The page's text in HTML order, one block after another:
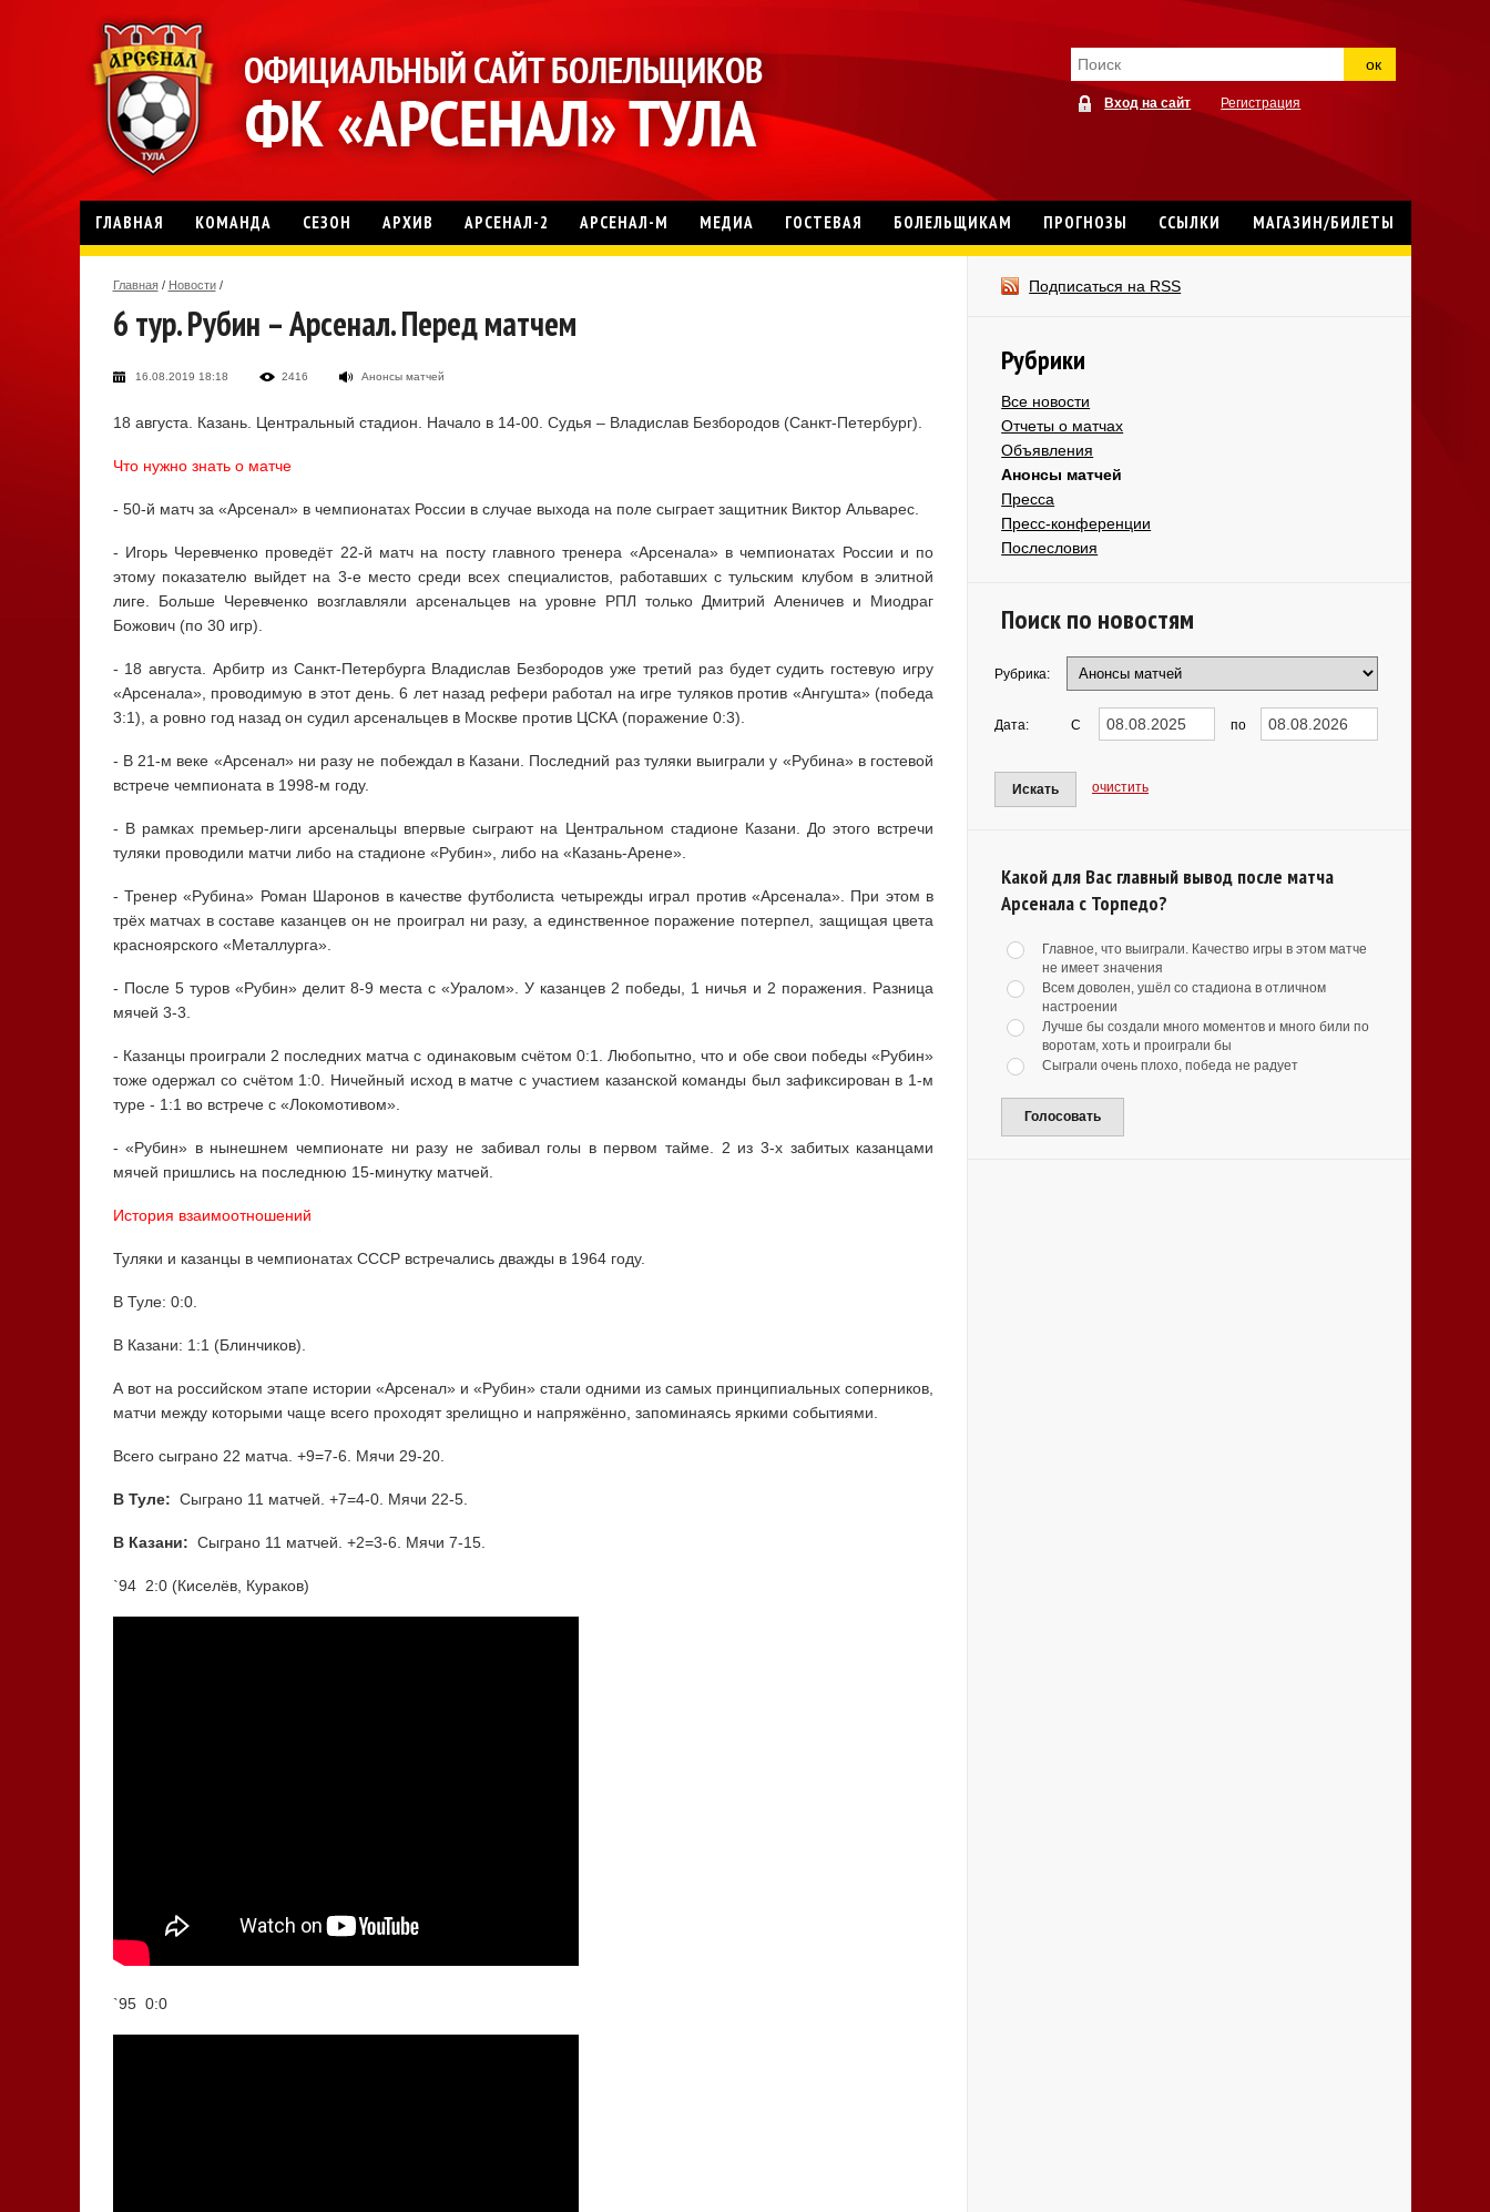
ок
Вход на сайт Регистрация
ГЛАВНАЯ КОМАНДА СЕЗОН АРХИВ АРСЕНАЛ-2 АРСЕНАЛ-М МЕДИА ГОСТЕВАЯ БОЛЕЛЬЩИКАМ ПРОГНОЗЫ ССЫЛКИ МАГАЗИН/БИЛЕТЫ
Главная / Новости /
6 тур. Рубин – Арсенал. Перед матчем
16.08.2019 18:18 2416 Анонсы матчей
18 августа. Казань. Центральный стадион. Начало в 14-00. Судья – Владислав Безбородов (Санкт-Петербург).
Что нужно знать о матче
- 50-й матч за «Арсенал» в чемпионатах России в случае выхода на поле сыграет защитник Виктор Альварес.
- Игорь Черевченко проведёт 22-й матч на посту главного тренера «Арсенала» в чемпионатах России и по
этому показателю выйдет на 3-е место среди всех специалистов, работавших с тульским клубом в элитной
лиге. Больше Черевченко возглавляли арсенальцев на уровне РПЛ только Дмитрий Аленичев и Миодраг
Божович (по 30 игр).
- 18 августа. Арбитр из Санкт-Петербурга Владислав Безбородов уже третий раз будет судить гостевую игру
«Арсенала», проводимую в этот день. 6 лет назад рефери работал на игре туляков против «Ангушта» (победа
3:1), а ровно год назад он судил арсенальцев в Москве против ЦСКА (поражение 0:3).
- В 21-м веке «Арсенал» ни разу не побеждал в Казани. Последний раз туляки выиграли у «Рубина» в гостевой
встрече чемпионата в 1998-м году.
- В рамках премьер-лиги арсенальцы впервые сыграют на Центральном стадионе Казани. До этого встречи
туляки проводили матчи либо на стадионе «Рубин», либо на «Казань-Арене».
- Тренер «Рубина» Роман Шаронов в качестве футболиста четырежды играл против «Арсенала». При этом в
трёх матчах в составе казанцев он не проиграл ни разу, а единственное поражение потерпел, защищая цвета
красноярского «Металлурга».
- После 5 туров «Рубин» делит 8-9 места с «Уралом». У казанцев 2 победы, 1 ничья и 2 поражения. Разница
мячей 3-3.
- Казанцы проиграли 2 последних матча с одинаковым счётом 0:1. Любопытно, что и обе свои победы «Рубин»
тоже одержал со счётом 1:0. Ничейный исход в матче с участием казанской команды был зафиксирован в 1-м
туре - 1:1 во встрече с «Локомотивом».
- «Рубин» в нынешнем чемпионате ни разу не забивал голы в первом тайме. 2 из 3-х забитых казанцами
мячей пришлись на последнюю 15-минутку матчей.
История взаимоотношений
Туляки и казанцы в чемпионатах СССР встречались дважды в 1964 году.
В Туле: 0:0.
В Казани: 1:1 (Блинчиков).
А вот на российском этапе истории «Арсенал» и «Рубин» стали одними из самых принципиальных соперников,
матчи между которыми чаще всего проходят зрелищно и напряжённо, запоминаясь яркими событиями.
Всего сыграно 22 матча. +9=7-6. Мячи 29-20.
В Туле: Сыграно 11 матчей. +7=4-0. Мячи 22-5.
В Казани: Сыграно 11 матчей. +2=3-6. Мячи 7-15.
`94 2:0 (Киселёв, Кураков)
`95 0:0
Подписаться на RSS
Рубрики
Все новости
Отчеты о матчах
Объявления
Анонсы матчей
Пресса
Пресс-конференции
Послесловия
Поиск по новостям
Рубрика:
Дата: С по
Искать очистить
Какой для Вас главный вывод после матча
Арсенала с Торпедо?
Главное, что выиграли. Качество игры в этом матче
не имеет значения
Всем доволен, ушёл со стадиона в отличном
настроении
Лучше бы создали много моментов и много били по
воротам, хоть и проиграли бы
Сыграли очень плохо, победа не радует
Голосовать